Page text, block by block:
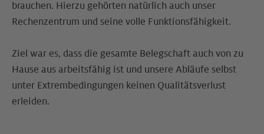
brauchen. Hierzu gehörten natürlich auch unser
Rechenzentrum und seine volle Funktionsfähigkeit.
Ziel war es, dass die gesamte Belegschaft auch von zu
Hause aus arbeitsfähig ist und unsere Abläufe selbst
unter Extrembedingungen keinen Qualitätsverlust
erleiden.